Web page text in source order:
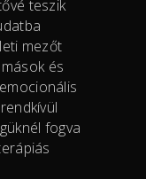
teszik
mezőt
és
fogva